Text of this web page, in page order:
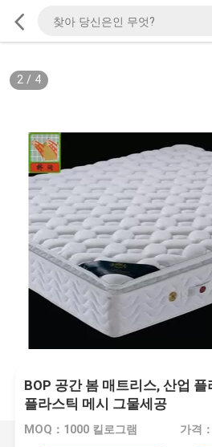
2/ 4
BOP 공간 봄 매트리스, 산업
플라스틱 메시 그물세공
MOQ：1000 킬로그램 가격